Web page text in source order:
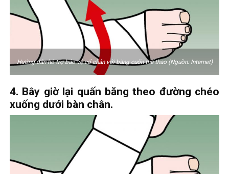
Hướng dẫn hỗ trợ bảo vệ cổ chân với băng cuốn thể thao (Nguồn: Internet)
4. Bây giờ lại quấn băng theo đường chéo
xuống dưới bàn chân.